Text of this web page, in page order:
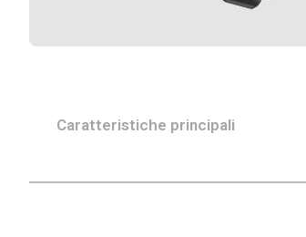
Caratteristiche principali